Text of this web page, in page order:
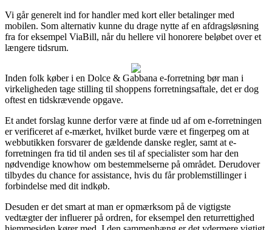
Vi går generelt ind for handler med kort eller betalinger med
mobilen. Som alternativ kunne du drage nytte af en afdragsløsning
fra for eksempel ViaBill, når du hellere vil honorere beløbet over et
længere tidsrum.
Inden folk køber i en Dolce & Gabbana e-forretning bør man i
virkeligheden tage stilling til shoppens forretningsaftale, det er dog
oftest en tidskrævende opgave.
Et andet forslag kunne derfor være at finde ud af om e-forretningen
er verificeret af e-mærket, hvilket burde være et fingerpeg om at
webbutikken forsvarer de gældende danske regler, samt at e-
forretningen fra tid til anden ses til af specialister som har den
nødvendige knowhow om bestemmelserne på området. Derudover
tilbydes du chance for assistance, hvis du får problemstillinger i
forbindelse med dit indkøb.
Desuden er det smart at man er opmærksom på de vigtigste
vedtægter der influerer på ordren, for eksempel den returrettighed